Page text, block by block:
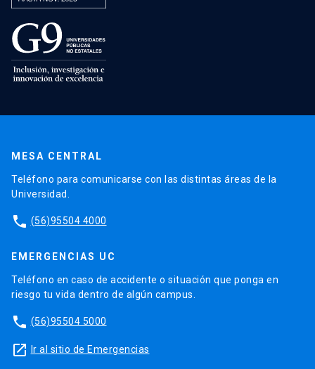
MESA CENTRAL
Teléfono para comunicarse con las distintas áreas de la
Universidad.
phone (56)95504 4000
EMERGENCIAS UC
Teléfono en caso de accidente o situación que ponga en
riesgo tu vida dentro de algún campus.
phone (56)95504 5000
launch Ir al sitio de Emergencias